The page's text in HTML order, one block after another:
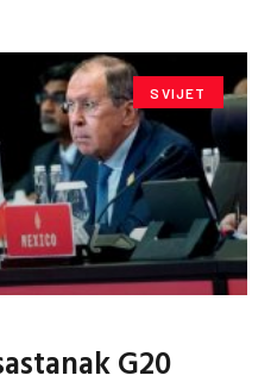
SVIJET
G20